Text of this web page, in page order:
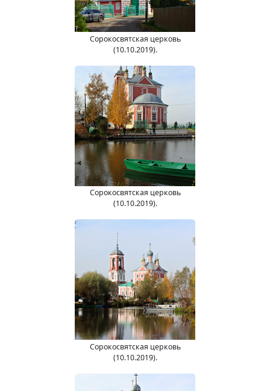
Сорокосвятская церковь
(10.10.2019).
Сорокосвятская церковь
(10.10.2019).
Сорокосвятская церковь
(10.10.2019).